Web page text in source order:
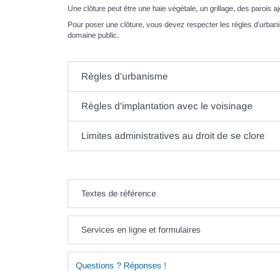
Une clôture peut être une haie végétale, un grillage, des parois
Pour poser une clôture, vous devez respecter les règles
domaine public.
Règles d'urbanisme
Règles d'implantation avec le voisinage
Limites administratives au droit de se clore
Textes de référence
Services en ligne et formulaires
Questions ? Réponses !